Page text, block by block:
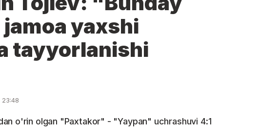
yaxshi
tayyorlanishi
23:48
o'rin olgan "Paxtakor" - "Yaypan" uchrashuvi 4:1